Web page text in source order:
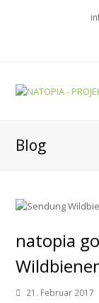
Blog
natopia
21. Februar 2017